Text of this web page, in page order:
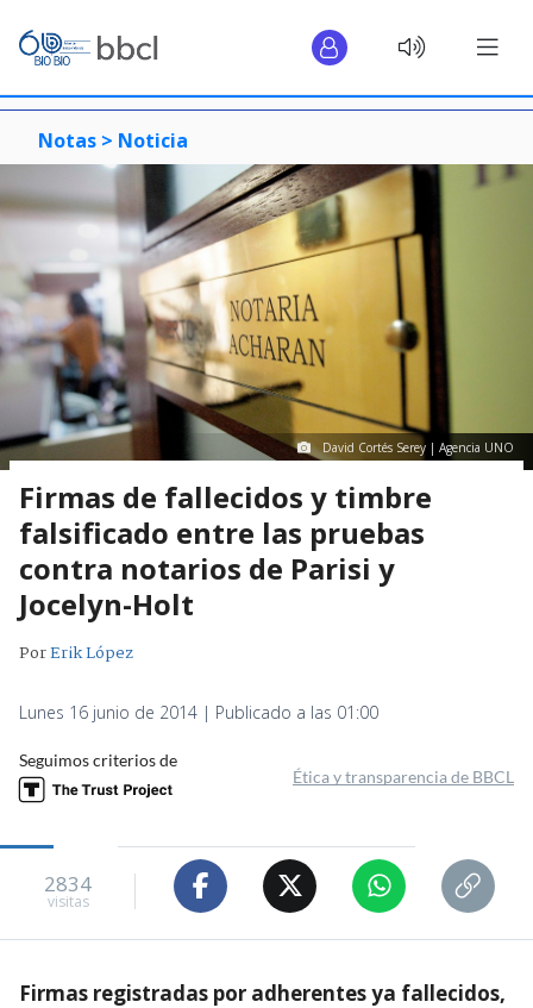
Notas > Noticia
David Cortés Serey | Agencia UNO
Firmas de fallecidos y timbre
falsificado entre las pruebas
contra notarios de Parisi y
Jocelyn-Holt
PorErik López
Lunes 16 junio de 2014 | Publicado a las 01:00
Seguimos criterios de
Ética y transparencia de BBCL
2834
visitas
Firmas registradas por adherentes ya fallecidos,